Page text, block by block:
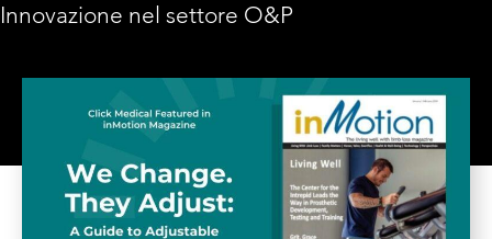
Innovazione nel settore O&P